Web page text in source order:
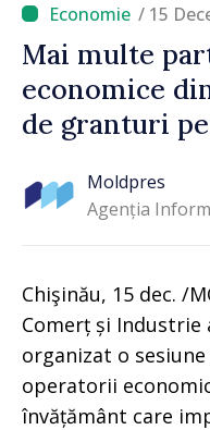
/ 15
Mai multe
economice
de granturi
Moldpres
Agenția
Chişinău, 15 dec. /
Comerț și Industrie
organizat o
operatorii
învățământ care